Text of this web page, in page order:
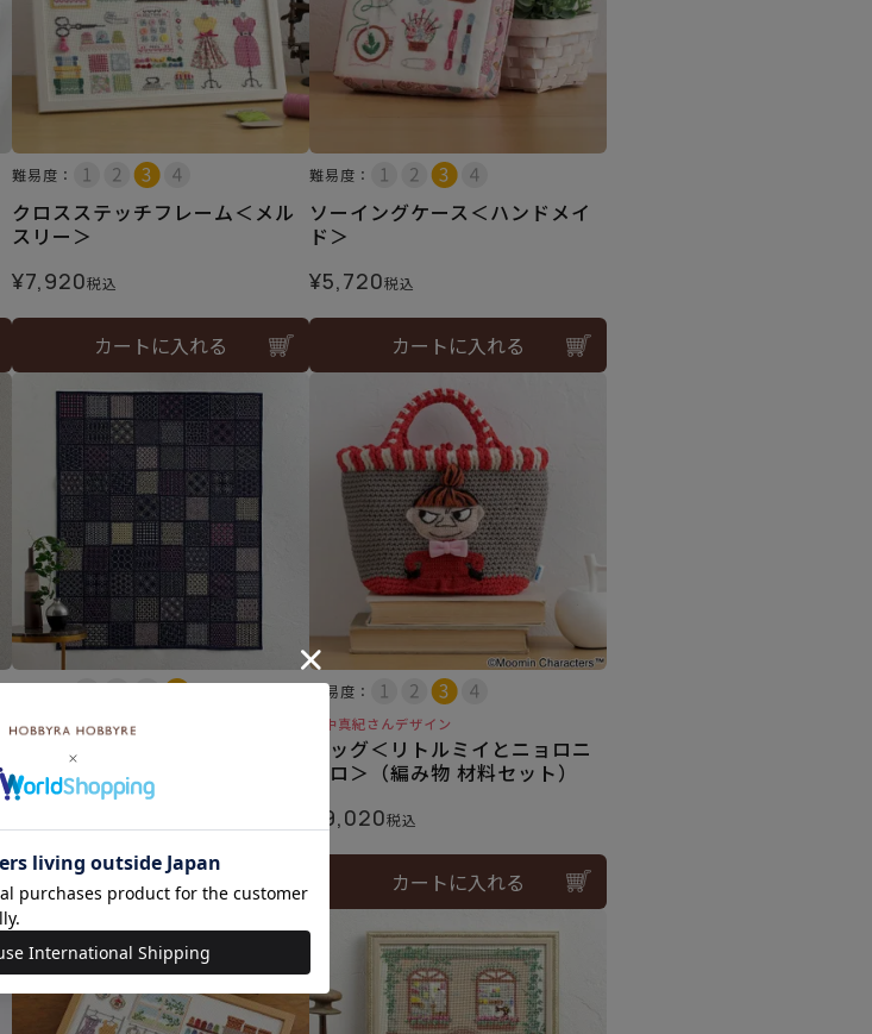
難易度：
クロスステッチフレーム＜メル
スリー＞
¥7,920税込
カートに入れる
難易度：
ソーイングケース＜ハンドメイ
ド＞
¥5,720税込
カートに入れる
刺し子のサンプラークロス＜四
角模様＞（刺し子糸なし）
¥9,680税込
カートに入れる
難易度：
山中真紀さんデザイン
バッグ＜リトルミイとニョロニ
ョロ＞（編み物 材料セット）
9,020税込
カートに入れる